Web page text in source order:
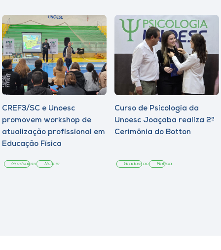
CREF3/SC e Unoesc
promovem workshop de
atualização profissional em
Educação Física
Graduação Notícia
Curso de Psicologia da
Unoesc Joaçaba realiza 2ª
Cerimônia do Botton
Graduação Notícia